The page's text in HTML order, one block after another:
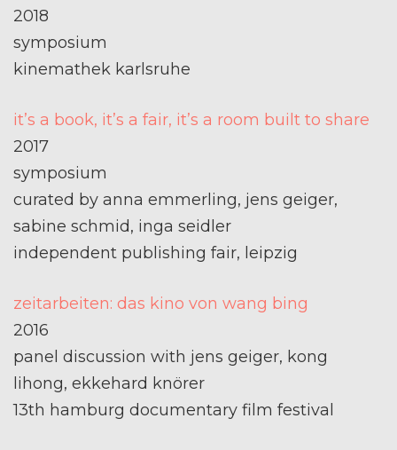
2018
symposium
kinemathek karlsruhe
it’s a book, it’s a fair, it’s a room built to share
2017
symposium
curated by anna emmerling, jens geiger,
sabine schmid, inga seidler
independent publishing fair, leipzig
zeitarbeiten: das kino von wang bing
2016
panel discussion with jens geiger, kong
lihong, ekkehard knörer
13th hamburg documentary film festival